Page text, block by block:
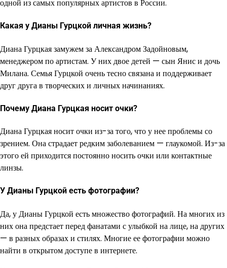
одной из самых популярных артистов в России.
Какая у Дианы Гурцкой личная жизнь?
Диана Гурцкая замужем за Александром Задойновым,
менеджером по артистам. У них двое детей — сын Янис и дочь
Милана. Семья Гурцкой очень тесно связана и поддерживает
друг друга в творческих и личных начинаниях.
Почему Диана Гурцкая носит очки?
Диана Гурцкая носит очки из-за того, что у нее проблемы со
зрением. Она страдает редким заболеванием — глаукомой. Из-за
этого ей приходится постоянно носить очки или контактные
линзы.
У Дианы Гурцкой есть фотографии?
Да, у Дианы Гурцкой есть множество фотографий. На многих из
них она предстает перед фанатами с улыбкой на лице, на других
— в разных образах и стилях. Многие ее фотографии можно
найти в открытом доступе в интернете.